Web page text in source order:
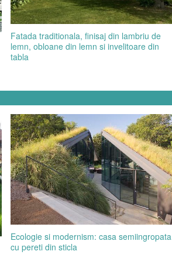
Fatada traditionala, finisaj din lambriu de
lemn, obloane din lemn si invelitoare din
tabla
Ecologie si modernism: casa semiingropata
cu pereti din sticla